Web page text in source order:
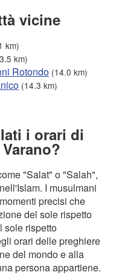
vicine
km)
km)
Rotondo (14.0 km)
(14.3 km)
i orari di
"Salat" o "Salah",
I musulmani
precisi che
del sole rispetto
sole rispetto
orari delle preghiere
del mondo e alla
persona appartiene.